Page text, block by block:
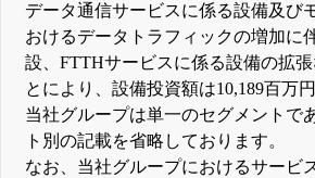
データ通信サービスに係る設備及び
おけるデータトラフィックの増加に
設、FTTHサービスに係る設備の拡
とにより、設備投資額は10,189百万
当社グループは単一のセグメントで
ト別の記載を省略しております。
なお、当社グループにおけるサービ